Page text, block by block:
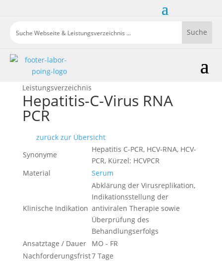
Leistungsverzeichnis
Hepatitis-C-Virus RNA
PCR
zurück zur Übersicht
Synonyme
Hepatitis C-PCR, HCV-RNA, HCV-
PCR, Kürzel: HCVPCR
Material
Serum
Klinische Indikation
Abklärung der Virusreplikation,
Indikationsstellung der
antiviralen Therapie sowie
Überprüfung des
Behandlungserfolgs
Ansatztage / Dauer
MO - FR
Nachforderungsfrist7 Tage